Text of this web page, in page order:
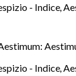
- Indice,
- Indice,